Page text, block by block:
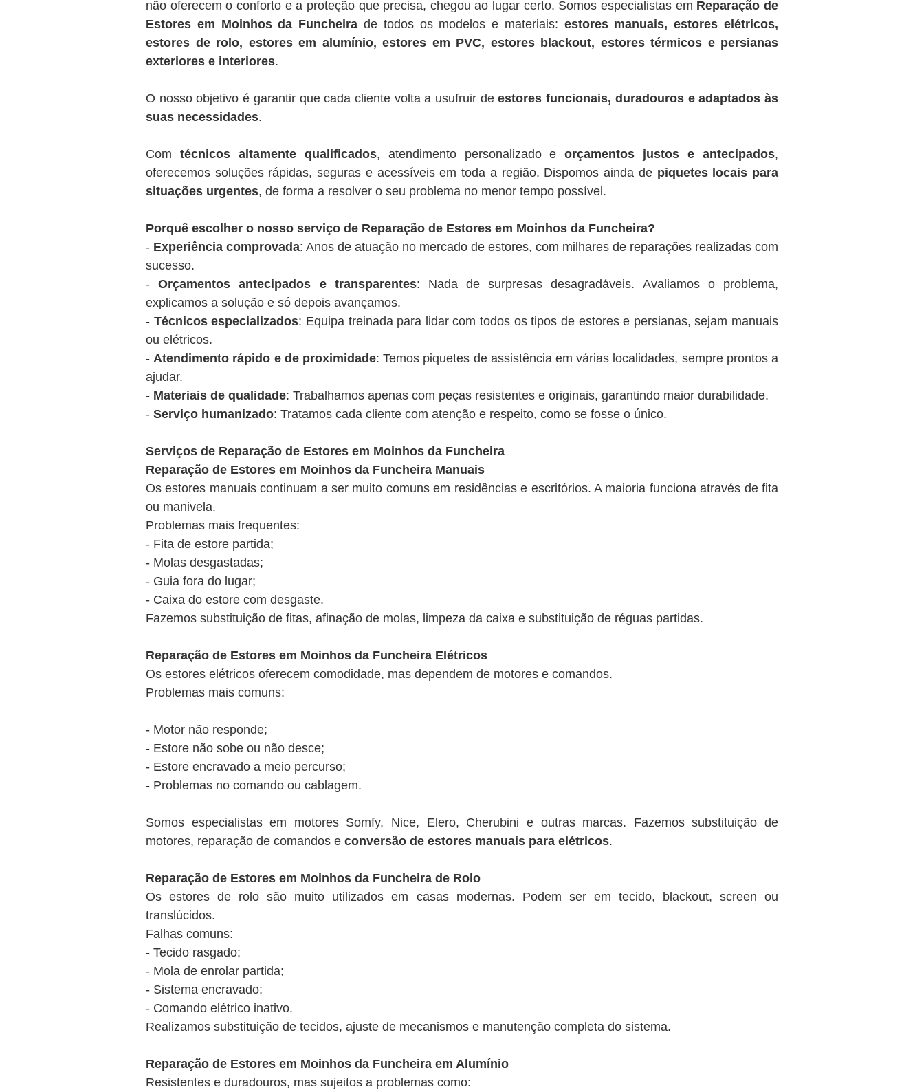
não oferecem o conforto e a proteção que precisa, chegou ao lugar certo. Somos especialistas em Reparação de
Estores em Moinhos da Funcheira de todos os modelos e materiais: estores manuais, estores elétricos,
estores de rolo, estores em alumínio, estores em PVC, estores blackout, estores térmicos e persianas
exteriores e interiores.
O nosso objetivo é garantir que cada cliente volta a usufruir deestores funcionais, duradouros e adaptados às
suas necessidades.
Com técnicos altamente qualificados, atendimento personalizado eorçamentos justos e antecipados,
oferecemos soluções rápidas, seguras e acessíveis em toda a região. Dispomos ainda de piquetes locais para
situações urgentes, de forma a resolver o seu problema no menor tempo possível.
Porquê escolher o nosso serviço de Reparação de Estores em Moinhos da Funcheira?
- Experiência comprovada: Anos de atuação no mercado de estores, com milhares de reparações realizadas com
sucesso.
-Orçamentos antecipados e transparentes: Nada de surpresas desagradáveis. Avaliamos o problema,
explicamos a solução e só depois avançamos.
- Técnicos especializados: Equipa treinada para lidar com todos os tipos de estores e persianas, sejam manuais
ou elétricos.
-Atendimento rápido e de proximidade: Temos piquetes de assistência em várias localidades, sempre prontos a
ajudar.
- Materiais de qualidade: Trabalhamos apenas com peças resistentes e originais, garantindo maior durabilidade.
- Serviço humanizado: Tratamos cada cliente com atenção e respeito, como se fosse o único.
Serviços de Reparação de Estores em Moinhos da Funcheira
Reparação de Estores em Moinhos da Funcheira Manuais
Os estores manuais continuam a ser muito comuns em residências e escritórios. A maioria funciona através de fita
ou manivela.
Problemas mais frequentes:
- Fita de estore partida;
- Molas desgastadas;
- Guia fora do lugar;
- Caixa do estore com desgaste.
Fazemos substituição de fitas, afinação de molas, limpeza da caixa e substituição de réguas partidas.
Reparação de Estores em Moinhos da Funcheira Elétricos
Os estores elétricos oferecem comodidade, mas dependem de motores e comandos.
Problemas mais comuns:
- Motor não responde;
- Estore não sobe ou não desce;
- Estore encravado a meio percurso;
- Problemas no comando ou cablagem.
Somos especialistas em motores Somfy, Nice, Elero, Cherubini e outras marcas. Fazemos substituição de
motores, reparação de comandos e conversão de estores manuais para elétricos.
Reparação de Estores em Moinhos da Funcheira de Rolo
Os estores de rolo são muito utilizados em casas modernas. Podem ser em tecido, blackout, screen ou
translúcidos.
Falhas comuns:
- Tecido rasgado;
- Mola de enrolar partida;
- Sistema encravado;
- Comando elétrico inativo.
Realizamos substituição de tecidos, ajuste de mecanismos e manutenção completa do sistema.
Reparação de Estores em Moinhos da Funcheira em Alumínio
Resistentes e duradouros, mas sujeitos a problemas como: